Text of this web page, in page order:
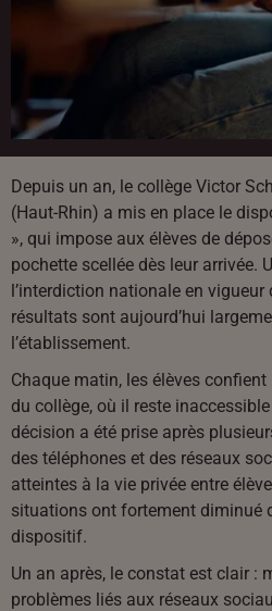
Depuis un an, le collège Victor
(Haut-Rhin) a mis en place le
», qui impose aux élèves de
pochette scellée dès leur arrivée.
l’interdiction nationale en
résultats sont aujourd’hui
l’établissement.
Chaque matin, les élèves confient
du collège, où il reste
décision a été prise après
des téléphones et des réseaux
atteintes à la vie privée entre
situations ont fortement diminué
dispositif.
Un an après, le constat est clair :
problèmes liés aux réseaux